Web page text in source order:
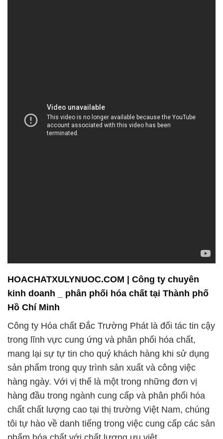
Công ty Hóa chất Đắc Trường Phát là đối tác tin cậy
trong lĩnh vực cung ứng và phân phối hóa chất,
mang lại sự tự tin cho quý khách hàng khi sử dụng
sản phẩm trong quy trình sản xuất và công việc
hàng ngày. Với vị thế là một trong những đơn vị
hàng đầu trong ngành cung cấp và phân phối hóa
chất chất lượng cao tại thị trường Việt Nam, chúng
tôi tự hào về danh tiếng trong việc cung cấp các sản
phẩm hóa chất với chất lượng ưu việt.
**Cam Kết Giá Trị:** Hóa chất Đắc Trường Phát
không chỉ là một nhà cung cấp hóa chất, mà còn là
đối tác chiến lược trong sự phát triển của bạn.